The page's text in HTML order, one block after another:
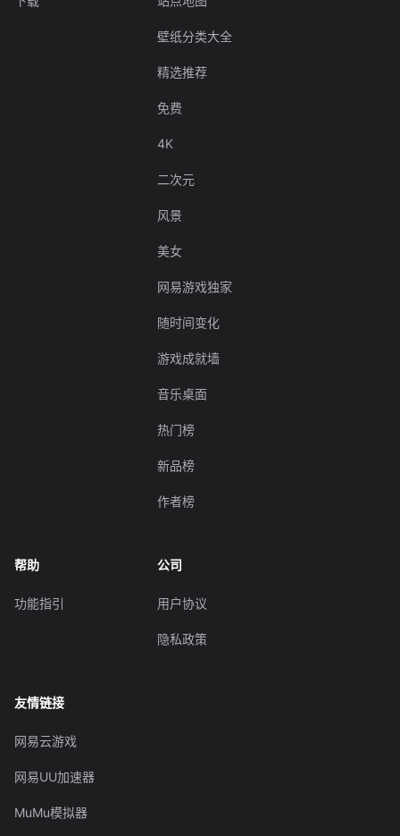
壁纸分类大全
精选推荐
免费
4K
二次元
风景
美女
网易游戏独家
随时间变化
游戏成就墙
音乐桌面
热门榜
新品榜
作者榜
帮助
功能指引
公司
用户协议
隐私政策
友情链接
网易云游戏
网易UU加速器
MuMu模拟器